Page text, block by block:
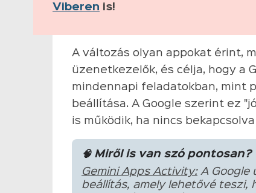
Viberen is!
A változás olyan appokat érint,
üzenetkezelők, és célja, hogy a
mindennapi feladatokban, mint
beállítása. A Google szerint ez
is működik, ha nincs
🧠 Miről is van szó pontosan?
Gemini Apps Activity:A Google
beállítás, amely lehetővé teszi,